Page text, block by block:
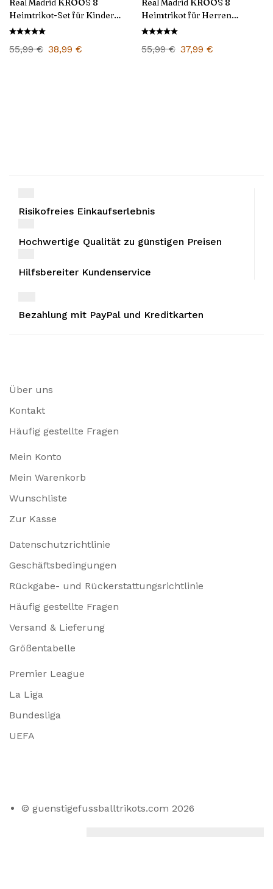
Real Madrid KROOS 8
Heimtrikot-Set für Kinder
2024/25
55,99€ 38,99 €
Real Madrid KROOS 8
Heimtrikot für Herren
2024/25
55,99€ 37,99 €
Risikofreies Einkaufserlebnis
Hochwertige Qualität zu günstigen Preisen
Hilfsbereiter Kundenservice
Bezahlung mit PayPal und Kreditkarten
Über uns
Kontakt
Häufig gestellte Fragen
Mein Konto
Mein Warenkorb
Wunschliste
Zur Kasse
Datenschutzrichtlinie
Geschäftsbedingungen
Rückgabe- und Rückerstattungsrichtlinie
Häufig gestellte Fragen
Versand & Lieferung
Größentabelle
Premier League
La Liga
Bundesliga
UEFA
© guenstigefussballtrikots.com 2026